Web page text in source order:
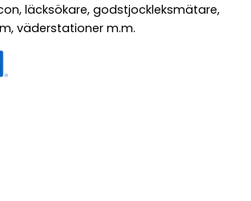
läcksökare, godstjockleksmätare,
väderstationer m.m.